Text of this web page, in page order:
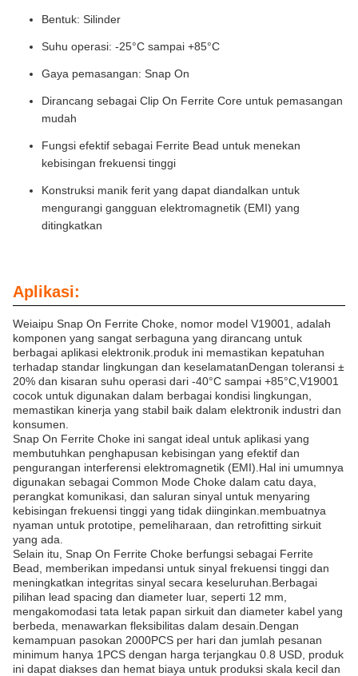
Bentuk: Silinder
Suhu operasi: -25°C sampai +85°C
Gaya pemasangan: Snap On
Dirancang sebagai Clip On Ferrite Core untuk pemasangan
mudah
Fungsi efektif sebagai Ferrite Bead untuk menekan
kebisingan frekuensi tinggi
Konstruksi manik ferit yang dapat diandalkan untuk
mengurangi gangguan elektromagnetik (EMI) yang
ditingkatkan
Aplikasi:
Weiaipu Snap On Ferrite Choke, nomor model V19001, adalah
komponen yang sangat serbaguna yang dirancang untuk
berbagai aplikasi elektronik.produk ini memastikan kepatuhan
terhadap standar lingkungan dan keselamatanDengan toleransi ±
20% dan kisaran suhu operasi dari -40°C sampai +85°C,V19001
cocok untuk digunakan dalam berbagai kondisi lingkungan,
memastikan kinerja yang stabil baik dalam elektronik industri dan
konsumen.
Snap On Ferrite Choke ini sangat ideal untuk aplikasi yang
membutuhkan penghapusan kebisingan yang efektif dan
pengurangan interferensi elektromagnetik (EMI).Hal ini umumnya
digunakan sebagai Common Mode Choke dalam catu daya,
perangkat komunikasi, dan saluran sinyal untuk menyaring
kebisingan frekuensi tinggi yang tidak diinginkan.membuatnya
nyaman untuk prototipe, pemeliharaan, dan retrofitting sirkuit
yang ada.
Selain itu, Snap On Ferrite Choke berfungsi sebagai Ferrite
Bead, memberikan impedansi untuk sinyal frekuensi tinggi dan
meningkatkan integritas sinyal secara keseluruhan.Berbagai
pilihan lead spacing dan diameter luar, seperti 12 mm,
mengakomodasi tata letak papan sirkuit dan diameter kabel yang
berbeda, menawarkan fleksibilitas dalam desain.Dengan
kemampuan pasokan 2000PCS per hari dan jumlah pesanan
minimum hanya 1PCS dengan harga terjangkau 0.8 USD, produk
ini dapat diakses dan hemat biaya untuk produksi skala kecil dan